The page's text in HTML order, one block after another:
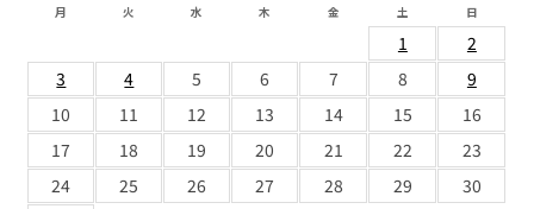
月 火 水 木 金 土 日
1
2
3
4 5 6 7 8
9
10
11 12 13 14 15
16
17
18 19 20 21 22
23
24
25 26 27 28 29
30